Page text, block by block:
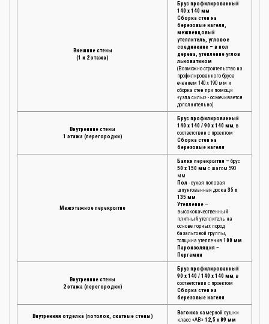
Внешние стены
(1 и 2 этажа)
Брус профилированный
140 х 140 мм
Сборка стен на
березовые нагеля,
межвенцовый
утеплитель, угловое
соединение – в пол
дерева, утепление углов
льноватином
(Возможно строительство из
профилированного бруса
ечением 140 х 190 мм и
сборка стен при помощи
«узла силы» - осмечивается
дополнительно)
Внутренние стены
1 этажа (перегородки)
Брус профилированный
140 х 140 / 90 х 140 мм, в
соответствии с проектом
Сборка стен на
березовые нагеля
Межэтажное перекрытие
Балки перекрытия – брус
50 х 150 мм с шагом 590
мм
Пол - сухая половая
шпунтованная доска 35 х
135 мм
Утепление –
высококачественный
плитный утеплитель на
основе горных пород
базальтовой группы,
толщина утепления 100 мм
Пароизоляция –
Пергамин
Внутренние стены
2 этажа (перегородки)
Брус профилированный
90 х 140 / 140 х 140 мм, в
соответствии с проектом
Сборка стен на
березовые нагеля
Внутренняя отделка (потолок, скатные стены)
Вагонка камерной сушки
класс «АВ» 12,5 х 89 мм